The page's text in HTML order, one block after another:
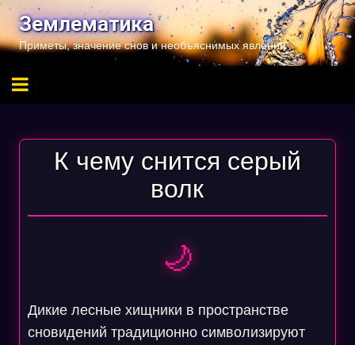
Перейти
содержимому
Землематика
Приметы, значение снов и необъяснимых явлений
К чему снится серый
волк
🌙
Дикие лесные хищники в пространстве
сновидений традиционно символизируют